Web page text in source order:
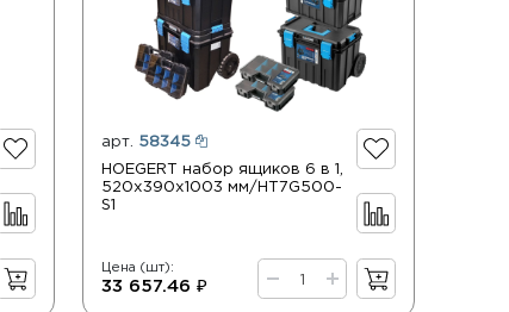
арт.
58345
HOEGERT набор ящиков 6 в 1,
520х390х1003 мм/HT7G500-
S1
Цена (шт):
33 657.46 ₽